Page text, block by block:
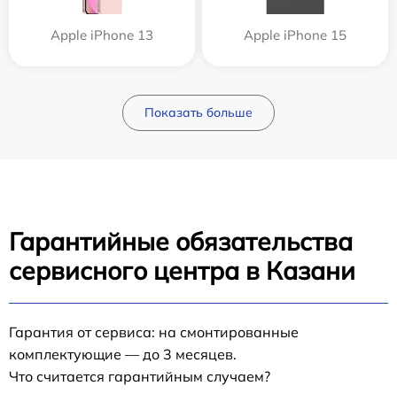
Apple iPhone 13 Apple iPhone 15
Показать больше
Гарантийные обязательства
сервисного центра в Казани
Гарантия от сервиса: на смонтированные
комплектующие — до 3 месяцев.
Что считается гарантийным случаем?